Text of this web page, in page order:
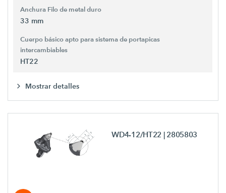
Anchura Filo de metal duro
33 mm
Cuerpo básico apto para sistema de portapicas
intercambiables
HT22
Mostrar detalles
WD4-12/HT22 | 2805803